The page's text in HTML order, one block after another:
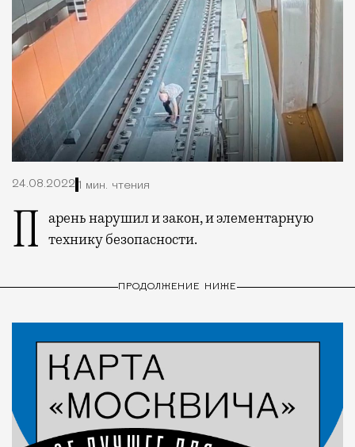
24.08.2022 1 мин. чтения
Парень нарушил и закон, и элементарную технику безопасности.
ПРОДОЛЖЕНИЕ НИЖЕ